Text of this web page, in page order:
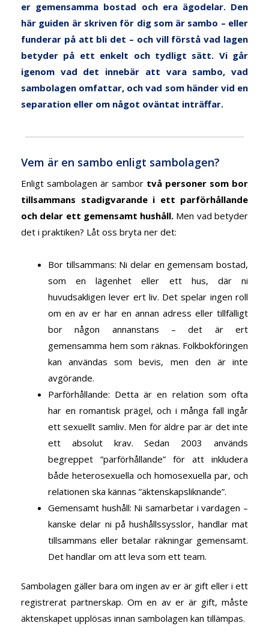
er gemensamma bostad och era ägodelar. Den
här guiden är skriven för dig som är sambo – eller
funderar på att bli det – och vill förstå vad lagen
betyder på ett enkelt och tydligt sätt. Vi går
igenom vad det innebär att vara sambo, vad
sambolagen omfattar, och vad som händer vid en
separation eller om något oväntat inträffar.
Vem är en sambo enligt sambolagen?
Enligt sambolagen är sambor två personer som bor
tillsammans stadigvarande i ett parförhållande
och delar ett gemensamt hushåll. Men vad betyder
det i praktiken? Låt oss bryta ner det:
Bor tillsammans: Ni delar en gemensam bostad,
som en lägenhet eller ett hus, där ni
huvudsakligen lever ert liv. Det spelar ingen roll
om en av er har en annan adress eller tillfälligt
bor någon annanstans – det är ert
gemensamma hem som räknas. Folkbokföringen
kan användas som bevis, men den är inte
avgörande.
Parförhållande: Detta är en relation som ofta
har en romantisk prägel, och i många fall ingår
ett sexuellt samliv. Men för äldre par är det inte
ett absolut krav. Sedan 2003 används
begreppet ”parförhållande” för att inkludera
både heterosexuella och homosexuella par, och
relationen ska kännas ”äktenskapsliknande”.
Gemensamt hushåll: Ni samarbetar i vardagen –
kanske delar ni på hushållssysslor, handlar mat
tillsammans eller betalar räkningar gemensamt.
Det handlar om att leva som ett team.
Sambolagen gäller bara om ingen av er är gift eller i ett
registrerat partnerskap. Om en av er är gift, måste
äktenskapet upplösas innan sambolagen kan tillämpas.